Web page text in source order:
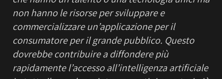
non hanno le risorse per sviluppare e
commercializzare un’applicazione per il
consumatore per il grande pubblico. Questo
dovrebbe contribuire a diffondere più
rapidamente l’accesso all’intelligenza artificiale